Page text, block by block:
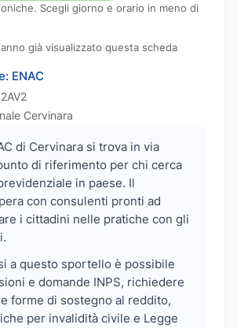
Scegli giorno e orario in meno di
già visualizzato questa scheda
ENAC
Cervinara
di Cervinara si trova in via
di riferimento per chi cerca
in paese. Il
con consulenti pronti ad
i cittadini nelle pratiche con gli
a questo sportello è possibile
e domande INPS, richiedere
forme di sostegno al reddito,
per invalidità civile e Legge